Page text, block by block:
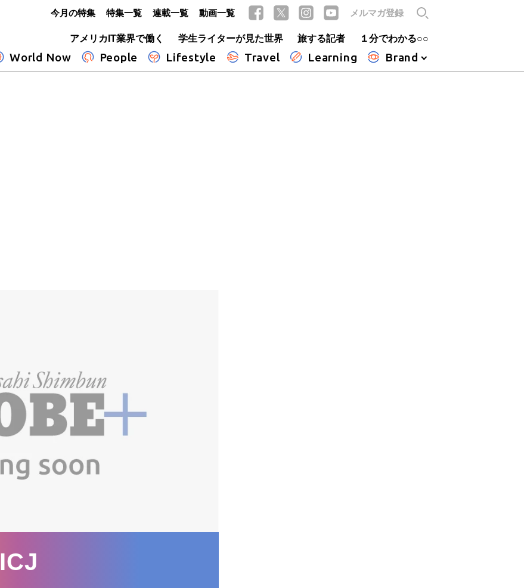
アメリカIT業界で働く
学生ライターが見た世界 旅する記者 １分でわかる○○
World Now People Lifestyle Travel Learning Brand
今月の特集 特集一覧 連載一覧 動画一覧 メルマガ登録
ICJ